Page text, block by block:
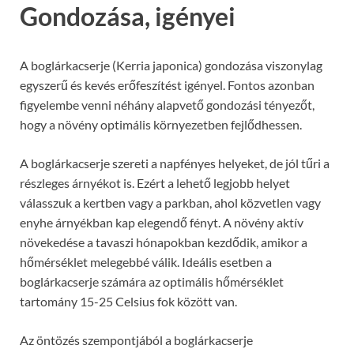
Gondozása, igényei
A boglárkacserje (Kerria japonica) gondozása viszonylag
egyszerű és kevés erőfeszítést igényel. Fontos azonban
figyelembe venni néhány alapvető gondozási tényezőt,
hogy a növény optimális környezetben fejlődhessen.
A boglárkacserje szereti a napfényes helyeket, de jól tűri a
részleges árnyékot is. Ezért a lehető legjobb helyet
válasszuk a kertben vagy a parkban, ahol közvetlen vagy
enyhe árnyékban kap elegendő fényt. A növény aktív
növekedése a tavaszi hónapokban kezdődik, amikor a
hőmérséklet melegebbé válik. Ideális esetben a
boglárkacserje számára az optimális hőmérséklet
tartomány 15-25 Celsius fok között van.
Az öntözés szempontjából a boglárkacserje